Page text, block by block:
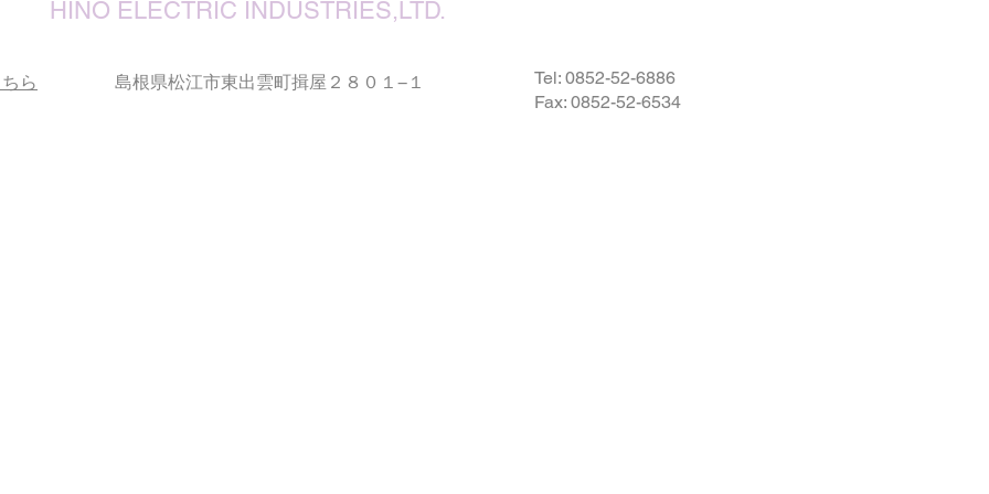
HINO ELECTRIC INDUSTRIES,LTD.
ら 島根県松江市東出雲町揖屋２８０１−１ Tel: 0852-52-6886
Fax: 0852-52-6534